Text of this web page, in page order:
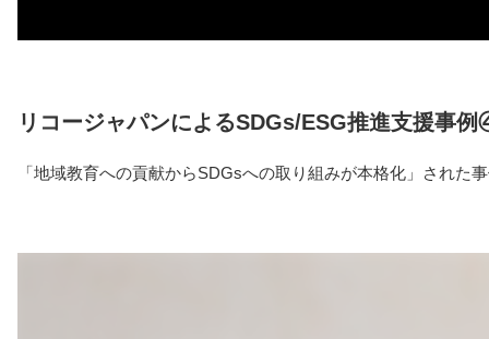
リコージャパンによるSDGs/ESG推進支援事
「地域教育への貢献からSDGsへの取り組みが本格化」された